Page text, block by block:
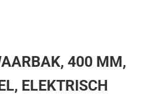
400 MM,
ELEKTRISCH